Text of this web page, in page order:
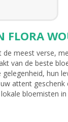
FLORA
de meest verse,
van de beste
hun
attent
bloemisten